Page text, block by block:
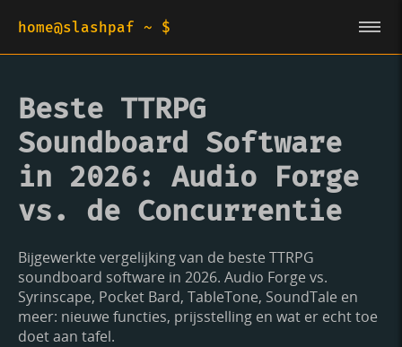
home@slashpaf ~ $
Beste TTRPG
Soundboard Software
in 2026: Audio Forge
vs. de Concurrentie
Bijgewerkte vergelijking van de beste TTRPG
soundboard software in 2026. Audio Forge vs.
Syrinscape, Pocket Bard, TableTone, SoundTale en
meer: nieuwe functies, prijsstelling en wat er echt toe
doet aan tafel.